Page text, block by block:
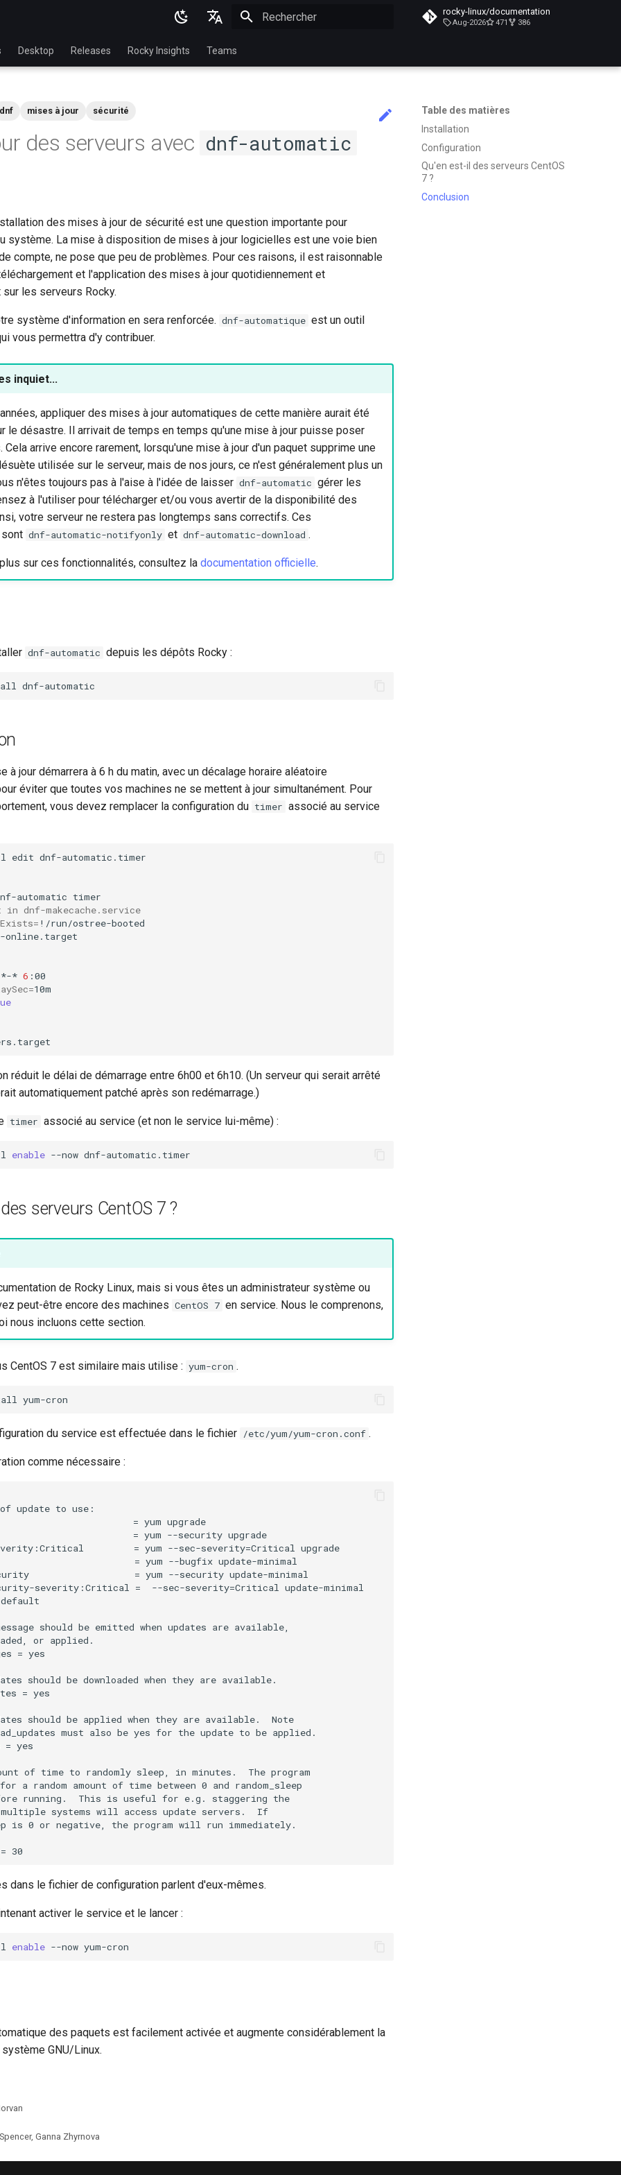
English
Español
한국어
简体中文
rocky-linux/documentation
Aug-2026 471 386
Desktop Releases Rocky Insights Teams
Table des matières
Installation
Configuration
Qu'en est-il des serveurs CentOS
7 ?
Conclusion
dnf mises à jour sécurité
des serveurs avec dnf-automatic
des mises à jour de sécurité est une question importante pour
système. La mise à disposition de mises à jour logicielles est une voie bien
compte, ne pose que peu de problèmes. Pour ces raisons, il est raisonnable
et l'application des mises à jour quotidiennement et
les serveurs Rocky.
système d'information en sera renforcée. dnf-automatique est un outil
vous permettra d'y contribuer.
inquiet...
appliquer des mises à jour automatiques de cette manière aurait été
le désastre. Il arrivait de temps en temps qu'une mise à jour puisse poser
arrive encore rarement, lorsqu'une mise à jour d'un paquet supprime une
utilisée sur le serveur, mais de nos jours, ce n'est généralement plus un
n'êtes toujours pas à l'aise à l'idée de laisser dnf-automatic gérer les
à l'utiliser pour télécharger et/ou vous avertir de la disponibilité des
votre serveur ne restera pas longtemps sans correctifs. Ces
dnf-automatic-notifyonly et dnf-automatic-download .
sur ces fonctionnalités, consultez la documentation officielle.
dnf-automatic depuis les dépôts Rocky :
à jour démarrera à 6 h du matin, avec un décalage horaire aléatoire
éviter que toutes vos machines ne se mettent à jour simultanément. Pour
vous devez remplacer la configuration du timer associé au service
edit dnf-automatic.timer
automatic
in dnf-makecache.service
=
online.target
* 6
=
réduit le délai de démarrage entre 6h00 et 6h10. (Un serveur qui serait arrêté
automatiquement patché après son redémarrage.)
timer associé au service (et non le service lui-même) :
enable --now
serveurs CentOS 7 ?
de Rocky Linux, mais si vous êtes un administrateur système ou
peut-être encore des machines CentOS 7 en service. Nous le comprenons,
nous incluons cette section.
CentOS 7 est similaire mais utilise : yum-cron .
du service est effectuée dans le fichier /etc/yum/yum-cron.conf .
comme nécessaire :
update to use:
= yum upgrade
= yum --security upgrade
= yum --sec-severity=Critical upgrade
= yum --bugfix update-minimal
= yum --security update-minimal
severity:Critical =  --sec-severity=Critical update-minimal
default
should be emitted when updates are available,
or applied.
= yes
should be downloaded when they are available.
= yes
should be applied when they are available.  Note
must also be yes for the update to be applied.
= yes
of time to randomly sleep, in minutes.  The program
a random amount of time between 0 and random_sleep
running.  This is useful for e.g. staggering the
systems will access update servers.  If
is 0 or negative, the program will run immediately.
dans le fichier de configuration parlent d'eux-mêmes.
activer le service et le lancer :
enable --now
des paquets est facilement activée et augmente considérablement la
GNU/Linux.
Ganna Zhyrnova